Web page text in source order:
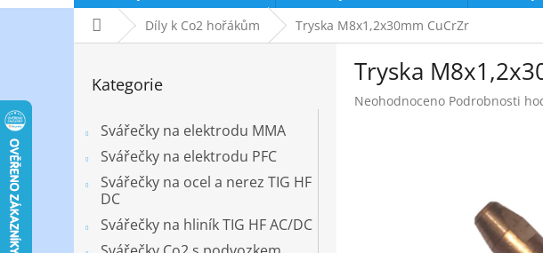
Domů Díly k Co2 hořákům Tryska M8x1,2x30mm CuCrZr
kategorie
Kategorie
Svářečky na elektrodu MMA
Svářečky na elektrodu PFC
Svářečky na ocel a nerez TIG HF
DC
Svářečky na hliník TIG HF AC/DC
Tryska
Průměrné
Neohodnoceno Podrobnosti